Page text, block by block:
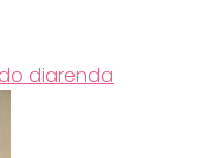
diarenda